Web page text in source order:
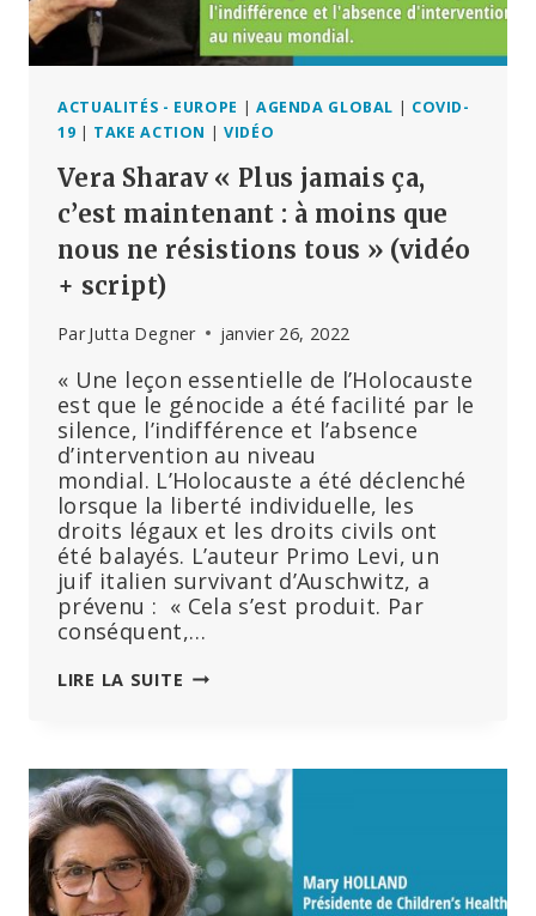
ACTUALITÉS - EUROPE | AGENDA GLOBAL | COVID-
19 | TAKE ACTION | VIDÉO
Vera Sharav « Plus jamais ça,
c’est maintenant : à moins que
nous ne résistions tous » (vidéo
+ script)
Par Jutta Degner janvier 26, 2022
« Une leçon essentielle de l’Holocauste
est que le génocide a été facilité par le
silence, l’indifférence et l’absence
d’intervention au niveau
mondial. L’Holocauste a été déclenché
lorsque la liberté individuelle, les
droits légaux et les droits civils ont
été balayés. L’auteur Primo Levi, un
juif italien survivant d’Auschwitz, a
prévenu : « Cela s’est produit. Par
conséquent,…
LIRE LA SUITE VERA
ÇA,
C’EST
MAINTENANT
:
À
MOINS